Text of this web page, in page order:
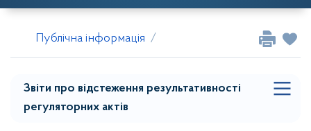
Публічна інформація Регуляторна діяльність
Звіти про відстеження результативності
регуляторних актів
Регуляторна діяльність міської ради
ЗВІТИ ПРО ЗДІЙСНЕННЯ ДЕРЖАВНОЇ
РЕГУЛЯТОРНОЇ ПОЛІТИКИ